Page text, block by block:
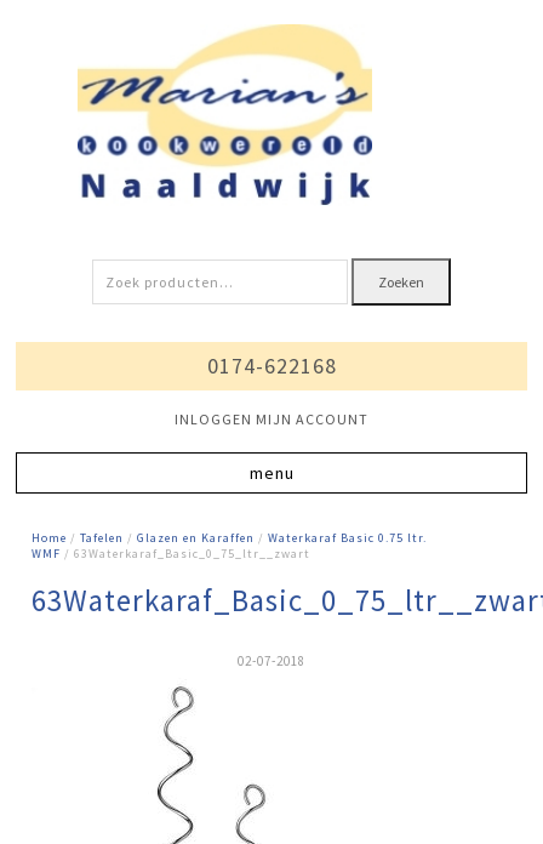
Zoeken
naar:
Zoeken
0174-622168
INLOGGEN MIJN ACCOUNT
Home /Tafelen /Glazen en Karaffen /Waterkaraf Basic 0.75 ltr.
WMF / 63Waterkaraf_Basic_0_75_ltr__zwart
02-07-2018